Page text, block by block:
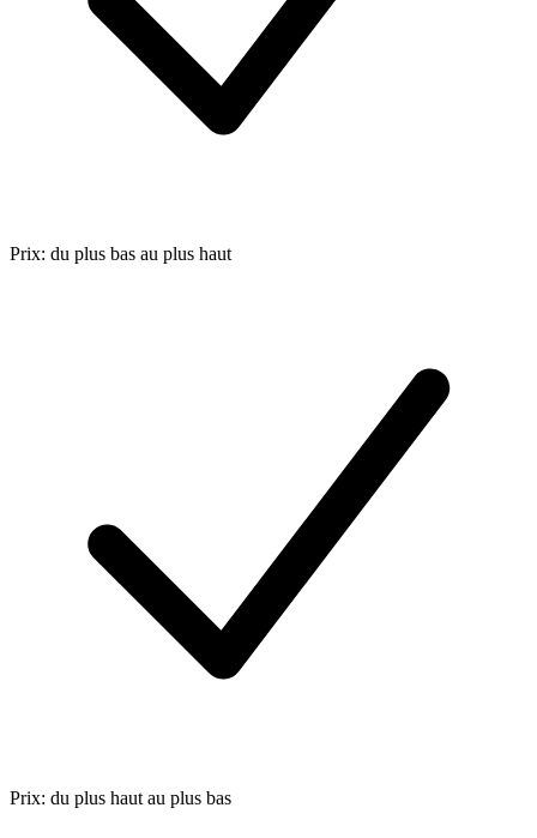
Prix: du plus bas au plus haut
Prix: du plus haut au plus bas